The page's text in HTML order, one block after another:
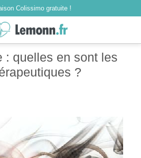
Colissimo gratuite !
: quelles en sont les
?